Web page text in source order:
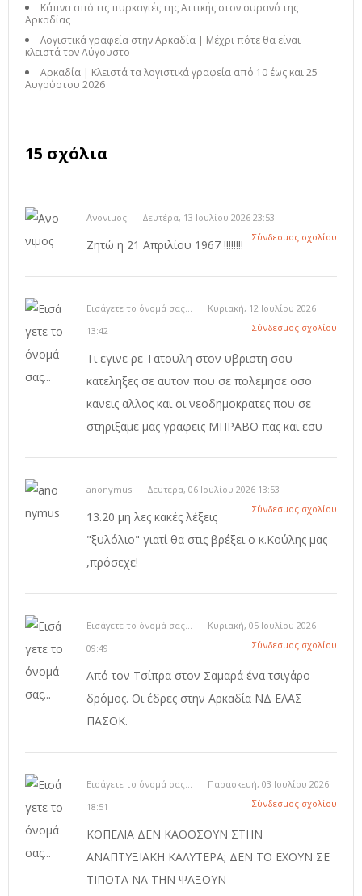
Κάπνα από τις πυρκαγιές της Αττικής στον ουρανό της
Αρκαδίας
Λογιστικά γραφεία στην Αρκαδία | Μέχρι πότε θα είναι
κλειστά τον Αύγουστο
Αρκαδία | Κλειστά τα λογιστικά γραφεία από 10 έως και 25
Αυγούστου 2026
15 σχόλια
Ανονιμος
Δευτέρα, 13 Ιουλίου 2026 23:53
Σύνδεσμος σχολίου
Ζητώ η 21 Απριλίου 1967 !!!!!!!!
Εισάγετε το όνομά σας...
Κυριακή, 12 Ιουλίου 2026
13:42
Σύνδεσμος σχολίου
Τι εγινε ρε Τατουλη στον υβριστη σου
κατεληξες σε αυτον που σε πολεμησε οσο
κανεις αλλος και οι νεοδημοκρατες που σε
στηριξαμε μας γραφεις ΜΠΡΑΒΟ πας και εσυ
anonymus
Δευτέρα, 06 Ιουλίου 2026 13:53
Σύνδεσμος σχολίου
13.20 μη λες κακές λέξεις
"ξυλόλιο" γιατί θα στις βρέξει ο κ.Κούλης μας
,πρόσεχε!
Εισάγετε το όνομά σας...
Κυριακή, 05 Ιουλίου 2026
09:49
Σύνδεσμος σχολίου
Από τον Τσίπρα στον Σαμαρά ένα τσιγάρο
δρόμος. Οι έδρες στην Αρκαδία ΝΔ ΕΛΑΣ
ΠΑΣΟΚ.
Εισάγετε το όνομά σας...
Παρασκευή, 03 Ιουλίου 2026
18:51
Σύνδεσμος σχολίου
ΚΟΠΕΛΙΑ ΔΕΝ ΚΑΘΟΣΟΥΝ ΣΤΗΝ
ΑΝΑΠΤΥΞΙΑΚΗ ΚΑΛΥΤΕΡΑ; ΔΕΝ ΤΟ ΕΧΟΥΝ ΣΕ
ΤΙΠΟΤΑ ΝΑ ΤΗΝ ΨΑΞΟΥΝ